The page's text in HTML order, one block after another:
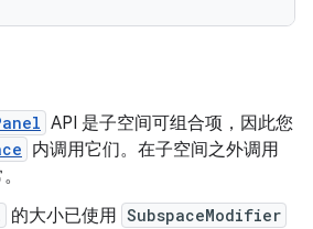
API 是子空间可组合项，因此您
内调用它们。在子空间之外调用
的大小已使用 SubspaceModifier